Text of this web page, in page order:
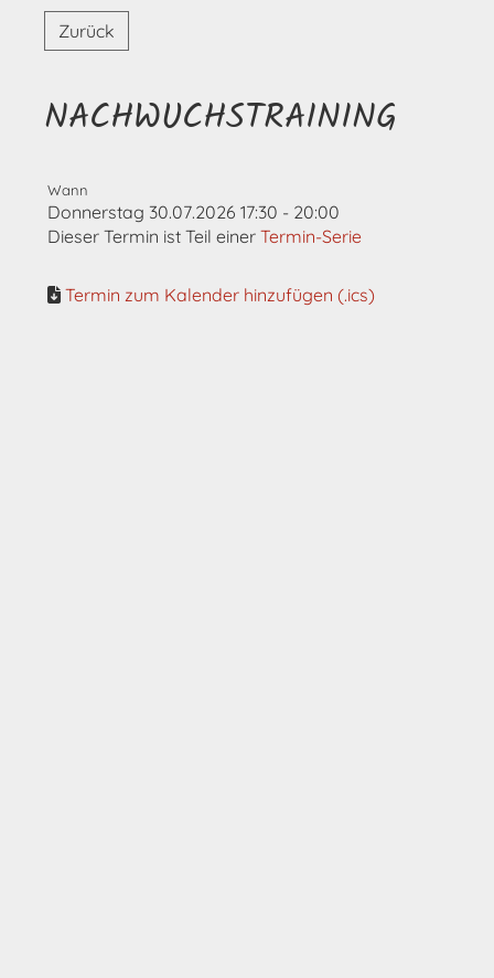
Zurück
NACHWUCHSTRAINING
Wann
Donnerstag 30.07.2026 17:30 - 20:00
Dieser Termin ist Teil einer Termin-Serie
Termin zum Kalender hinzufügen (.ics)